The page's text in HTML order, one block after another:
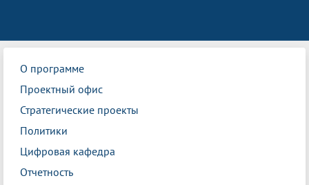
О программе
Проектный офис
Стратегические проекты
Политики
Цифровая кафедра
Отчетность